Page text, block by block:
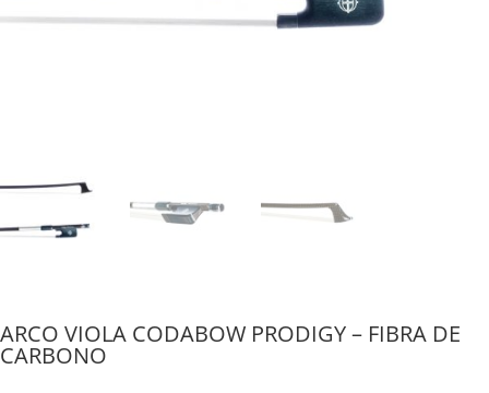
ARCO VIOLA CODABOW PRODIGY – FIBRA DE
CARBONO